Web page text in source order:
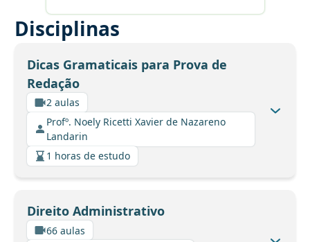
Disciplinas
Dicas Gramaticais para Prova de
Redação
2 aulas
Profº. Noely Ricetti Xavier de Nazareno
Landarin
1 horas de estudo
Direito Administrativo
66 aulas